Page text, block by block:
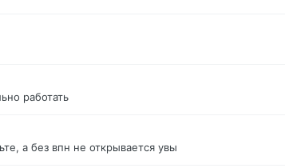
работать
а без впн не открывается увы